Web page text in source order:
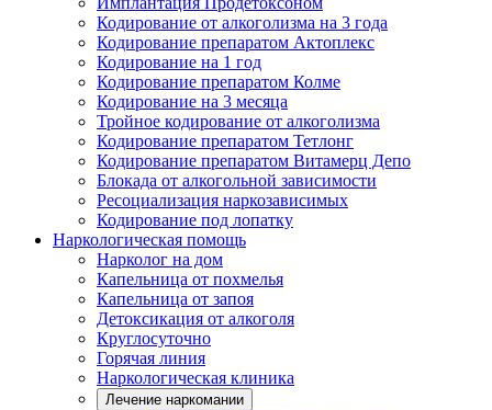
Кодирование от алкоголизма на 3 года
Кодирование препаратом Актоплекс
Кодирование на 1 год
Кодирование препаратом Колме
Кодирование на 3 месяца
Тройное кодирование от алкоголизма
Кодирование препаратом Тетлонг
Кодирование препаратом Витамерц Депо
Блокада от алкогольной зависимости
Ресоциализация наркозависимых
Кодирование под лопатку
Наркологическая помощь
Нарколог на дом
Капельница от похмелья
Капельница от запоя
Детоксикация от алкоголя
Круглосуточно
Горячая линия
Наркологическая клиника
Лечение наркомании